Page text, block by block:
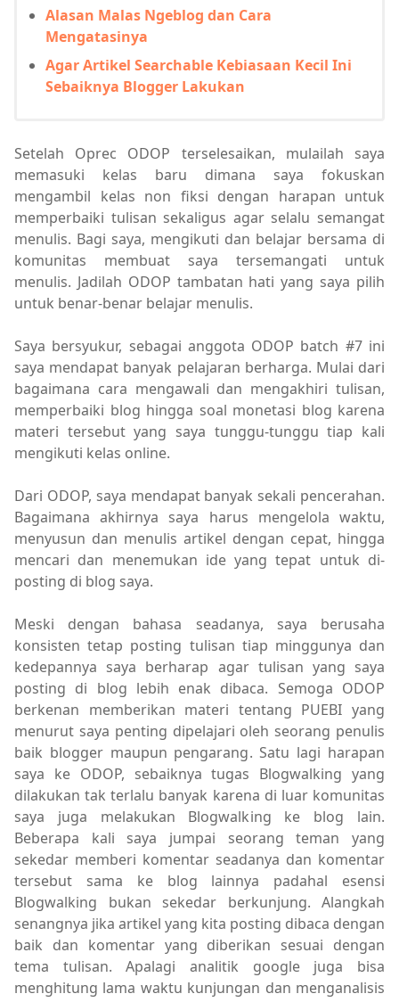
Alasan Malas Ngeblog dan Cara
Mengatasinya
Agar Artikel Searchable Kebiasaan Kecil Ini
Sebaiknya Blogger Lakukan
Setelah Oprec ODOP terselesaikan, mulailah saya
memasuki kelas baru dimana saya fokuskan
mengambil kelas non fiksi dengan harapan untuk
memperbaiki tulisan sekaligus agar selalu semangat
menulis. Bagi saya, mengikuti dan belajar bersama di
komunitas membuat saya tersemangati untuk
menulis. Jadilah ODOP tambatan hati yang saya pilih
untuk benar-benar belajar menulis.
Saya bersyukur, sebagai anggota ODOP batch #7 ini
saya mendapat banyak pelajaran berharga. Mulai dari
bagaimana cara mengawali dan mengakhiri tulisan,
memperbaiki blog hingga soal monetasi blog karena
materi tersebut yang saya tunggu-tunggu tiap kali
mengikuti kelas online.
Dari ODOP, saya mendapat banyak sekali pencerahan.
Bagaimana akhirnya saya harus mengelola waktu,
menyusun dan menulis artikel dengan cepat, hingga
mencari dan menemukan ide yang tepat untuk di-
posting di blog saya.
Meski dengan bahasa seadanya, saya berusaha
konsisten tetap posting tulisan tiap minggunya dan
kedepannya saya berharap agar tulisan yang saya
posting di blog lebih enak dibaca. Semoga ODOP
berkenan memberikan materi tentang PUEBI yang
menurut saya penting dipelajari oleh seorang penulis
baik blogger maupun pengarang. Satu lagi harapan
saya ke ODOP, sebaiknya tugas Blogwalking yang
dilakukan tak terlalu banyak karena di luar komunitas
saya juga melakukan Blogwalking ke blog lain.
Beberapa kali saya jumpai seorang teman yang
sekedar memberi komentar seadanya dan komentar
tersebut sama ke blog lainnya padahal esensi
Blogwalking bukan sekedar berkunjung. Alangkah
senangnya jika artikel yang kita posting dibaca dengan
baik dan komentar yang diberikan sesuai dengan
tema tulisan. Apalagi analitik google juga bisa
menghitung lama waktu kunjungan dan menganalisis